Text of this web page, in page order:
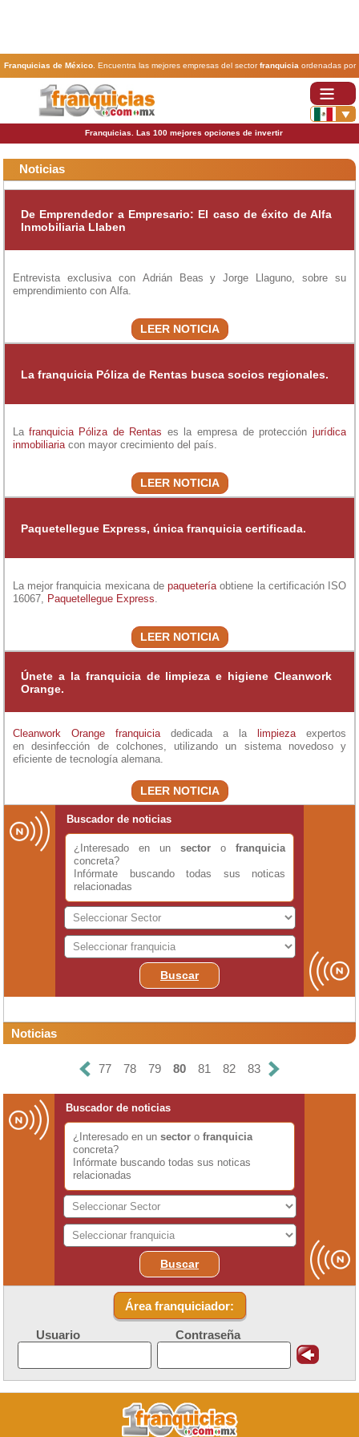
Franquicias de México. Encuentra las mejores empresas del sectorfranquicia ordenadas por
actividad. En www.100franquicias.com.mx encontrarás las más rentables, baratas y
Franquicias. Las 100 mejores opciones de invertir
Noticias
De Emprendedor a Empresario: El caso de éxito de Alfa
Inmobiliaria Llaben
Entrevista exclusiva con Adrián Beas y Jorge Llaguno, sobre su
emprendimiento con Alfa.
LEER NOTICIA
La franquicia Póliza de Rentas busca socios regionales.
La franquicia Póliza de Rentas es la empresa de protección jurídica
inmobiliaria con mayor crecimiento del país.
LEER NOTICIA
Paquetellegue Express, única franquicia certificada.
La mejor franquicia mexicana de paquetería obtiene la certificación ISO
16067,
Paquetellegue Express
LEER NOTICIA
Únete a la franquicia de limpieza e higiene Cleanwork
Orange.
Cleanwork Orange franquicia dedicada a la limpieza expertos
en desinfección de colchones, utilizando un sistema novedoso y
eficiente de tecnología alemana.
LEER NOTICIA
Buscador de noticias
¿Interesado en un sector o franquicia
concreta?
Infórmate buscando todas sus noticas
relacionadas
Buscar
Noticias
77 78 79 80 81 82 83
Buscador de noticias
¿Interesado en un sector o franquicia
concreta?
Infórmate buscando todas sus noticas
relacionadas
Buscar
Área franquiciador:
Usuario Contraseña